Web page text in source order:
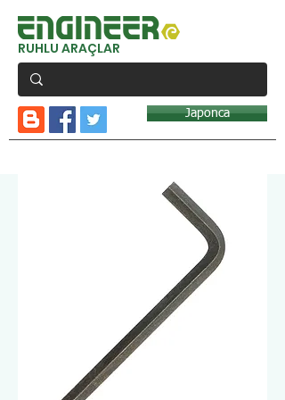
RUHLU ARAÇLAR
Japonca